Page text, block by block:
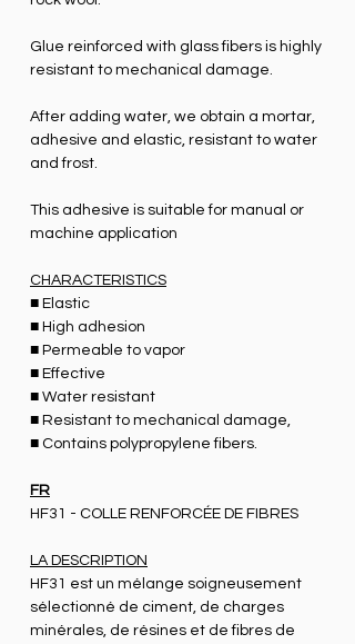
Glue reinforced with glass fibers is highly
resistant to mechanical damage.
After adding water, we obtain a mortar,
adhesive and elastic, resistant to water
and frost.
This adhesive is suitable for manual or
machine application
CHARACTERISTICS
■ Elastic
■ High adhesion
■ Permeable to vapor
■ Effective
■ Water resistant
■ Resistant to mechanical damage,
■ Contains polypropylene fibers.
FR
HF31 - COLLE RENFORCÉE DE FIBRES
LA DESCRIPTION
HF31 est un mélange soigneusement
sélectionné de ciment, de charges
minérales, de résines et de fibres de